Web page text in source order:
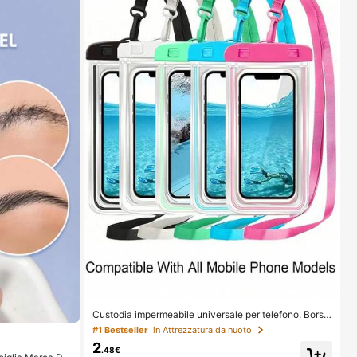
Custodia impermeabile universale per telefono, Borsa
impermeabile per telefono - Con funzione luminosa, B
orsa impermeabile per telefono, Custodia impermeabil
e per telefono, Compatibile con 17 16 15 14 13 Pro Ma
#1 Bestseller in Attrezzatura da nuoto
2.48€